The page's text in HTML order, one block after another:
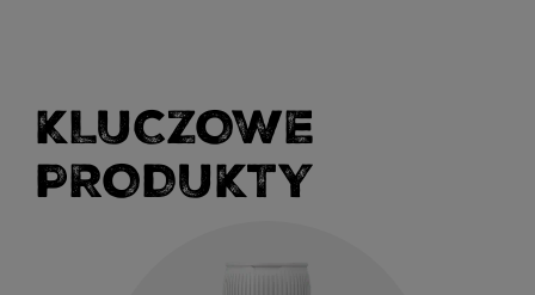
KLUCZOWE
PRODUKTY